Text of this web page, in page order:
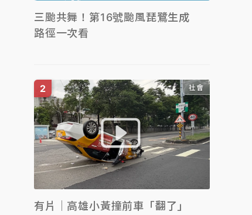
三颱共舞！第16號颱風琵鷺生成
路徑一次看
社會
有片｜高雄小黃撞前車「翻了」